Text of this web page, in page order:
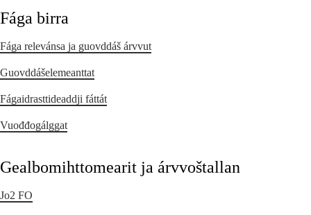
Fága birra
Fága relevánsa ja guovddáš árvvut
Guovddášelemeanttat
Fágaidrasttideaddji fáttát
Vuođđogálggat
Gealbomihttomearit ja árvvoštallan
Jo2 FO